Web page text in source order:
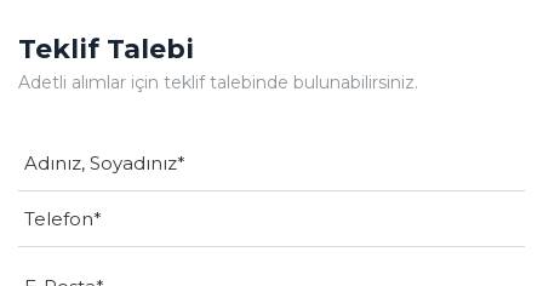
Teklif Talebi
Adetli alımlar için teklif talebinde bulunabilirsiniz.